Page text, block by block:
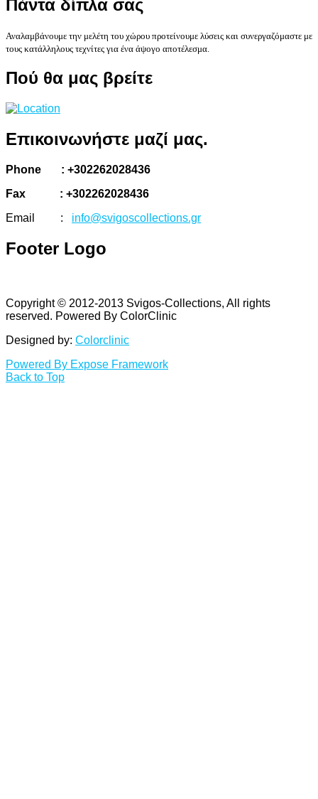
Πάντα δίπλα σας
Αναλαμβάνουμε την μελέτη του χώρου προτείνουμε λύσεις και συνεργαζόμαστε με
τους κατάλληλους τεχνίτες για ένα άψογο αποτέλεσμα.
Πού θα μας βρείτε
Επικοινωνήστε μαζί μας.
Phone : +302262028436
Fax : +302262028436
Email : info@svigoscollections.gr
Footer Logo
Copyright © 2012-2013 Svigos-Collections, All rights
reserved. Powered By ColorClinic
Designed by: Colorclinic
Powered By Expose Framework
Back to Top